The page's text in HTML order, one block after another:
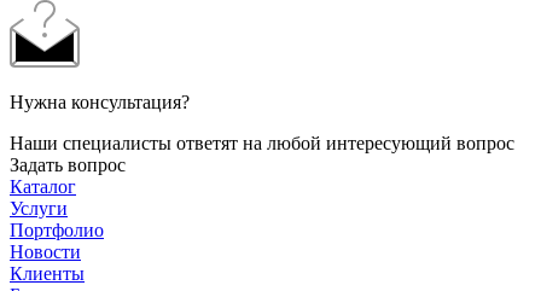
Нужна консультация?
Наши специалисты ответят на любой интересующий вопрос
Задать вопрос
Каталог
Услуги
Портфолио
Новости
Клиенты